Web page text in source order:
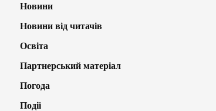
Новини
Новини від читачів
Освіта
Партнерський матеріал
Погода
Події